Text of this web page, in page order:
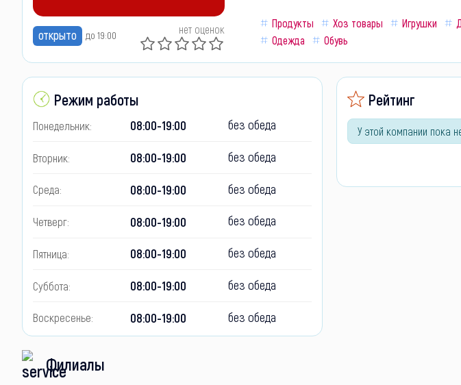
открыто до 19:00 нет оценок Продукты Хоз товары Игрушки
Одежда
Обувь
Режим работы
Понедельник: 08:00-19:00 без обеда
Вторник: 08:00-19:00 без обеда
Среда: 08:00-19:00 без обеда
Четверг: 08:00-19:00 без обеда
Пятница: 08:00-19:00 без обеда
Суббота: 08:00-19:00 без обеда
Воскресенье: 08:00-19:00 без обеда
Рейтинг
У этой компании пока
Филиалы